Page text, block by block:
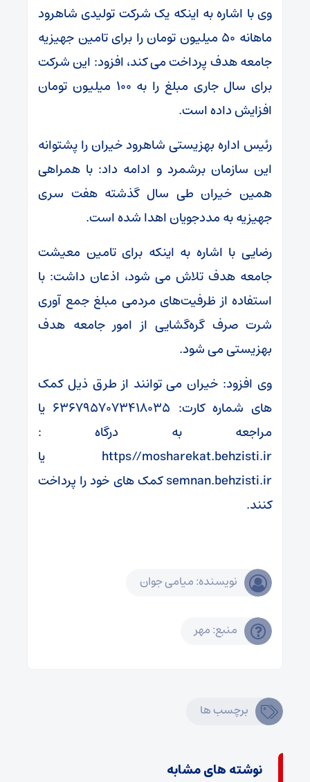
وی با اشاره به اینکه یک شرکت تولیدی شاهرود
ماهانه ۵۰ میلیون تومان را برای تامین جهیزیه
جامعه هدف پرداخت می کند، افزود: این شرکت
برای سال جاری مبلغ را به ۱۰۰ میلیون تومان
افزایش داده است.
رئیس اداره بهزیستی شاهرود خیران را پشتوانه
این سازمان برشمرد و ادامه داد: با همراهی
همین خیران طی سال گذشته هفت سری
جهیزیه به مددجویان اهدا شده است.
رضایی با اشاره به اینکه برای تامین معیشت
جامعه هدف تلاش می شود، اذعان داشت: با
استفاده از ظرفیت‌های مردمی مبلغ جمع آوری
شرت صرف گره‌گشایی از امور جامعه هدف
بهزیستی می شود.
وی افزود: خیران می توانند از طرق ذیل کمک
های شماره کارت: ۶۳۶۷۹۵۷۰۷۳۴۱۸۰۳۵ یا
مراجعه به درگاه :
https//mosharekat.behzisti.ir یا
semnan.behzisti.ir کمک های خود را پرداخت
کنند.
نویسنده: میامی جوان
منبع: مهر
برچسب ها
نوشته های مشابه